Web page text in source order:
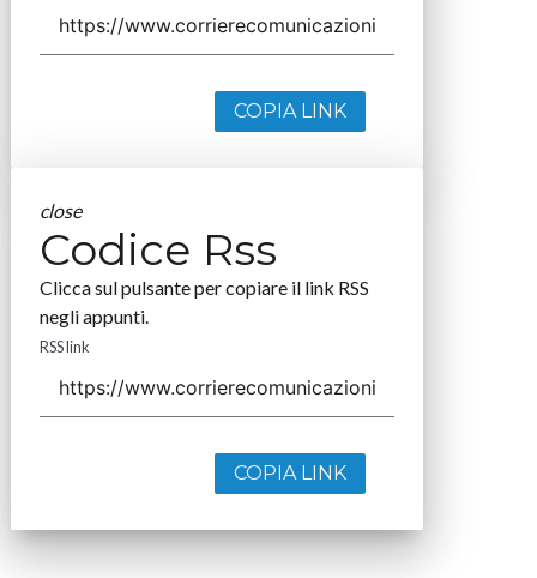
COPIA LINK
close
Codice Rss
Clicca sul pulsante per copiare il link RSS
negli appunti.
RSS link
COPIA LINK